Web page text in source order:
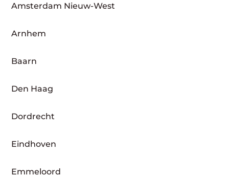
Amsterdam Nieuw-West
Arnhem
Baarn
Den Haag
Dordrecht
Eindhoven
Emmeloord